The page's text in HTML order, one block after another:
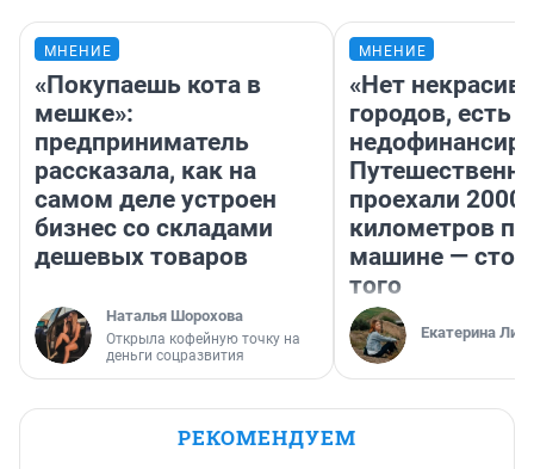
МНЕНИЕ
«Покупаешь кота в
мешке»:
предприниматель
рассказала, как на
самом деле устроен
бизнес со складами
дешевых товаров
Наталья Шорохова
Открыла кофейную точку на
деньги соцразвития
МНЕНИЕ
«Нет
городов, есть
проехали 2000
километров по
машине —
того
Екатерина
РЕКОМЕНДУЕМ